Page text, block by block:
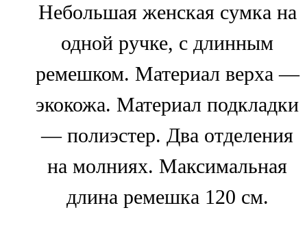
Небольшая женская сумка на
одной ручке, с длинным
ремешком. Материал верха —
экокожа. Материал подкладки
— полиэстер. Два отделения
на молниях. Максимальная
длина ремешка 120 см.